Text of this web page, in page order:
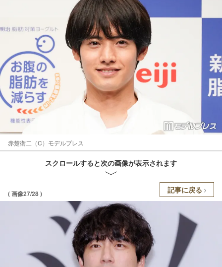
赤楚衛二（C）モデルプレス
スクロールすると次の画像が表示されます
( 画像27/28 ) 記事に戻る